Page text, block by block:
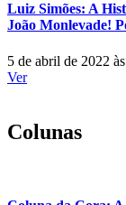
Luiz Simões: A
João Monlevade!
5 de abril de 2022
Ver
Colunas